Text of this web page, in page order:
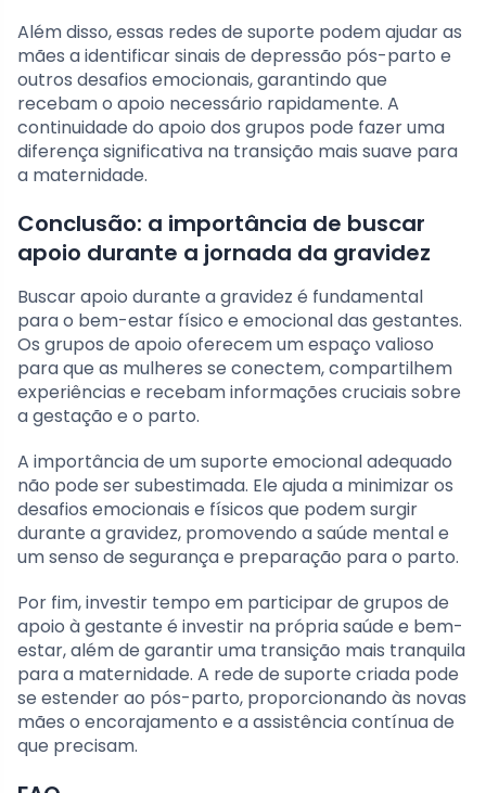
Além disso, essas redes de suporte podem ajudar as
mães a identificar sinais de depressão pós-parto e
outros desafios emocionais, garantindo que
recebam o apoio necessário rapidamente. A
continuidade do apoio dos grupos pode fazer uma
diferença significativa na transição mais suave para
a maternidade.
Conclusão: a importância de buscar
apoio durante a jornada da gravidez
Buscar apoio durante a gravidez é fundamental
para o bem-estar físico e emocional das gestantes.
Os grupos de apoio oferecem um espaço valioso
para que as mulheres se conectem, compartilhem
experiências e recebam informações cruciais sobre
a gestação e o parto.
A importância de um suporte emocional adequado
não pode ser subestimada. Ele ajuda a minimizar os
desafios emocionais e físicos que podem surgir
durante a gravidez, promovendo a saúde mental e
um senso de segurança e preparação para o parto.
Por fim, investir tempo em participar de grupos de
apoio à gestante é investir na própria saúde e bem-
estar, além de garantir uma transição mais tranquila
para a maternidade. A rede de suporte criada pode
se estender ao pós-parto, proporcionando às novas
mães o encorajamento e a assistência contínua de
que precisam.